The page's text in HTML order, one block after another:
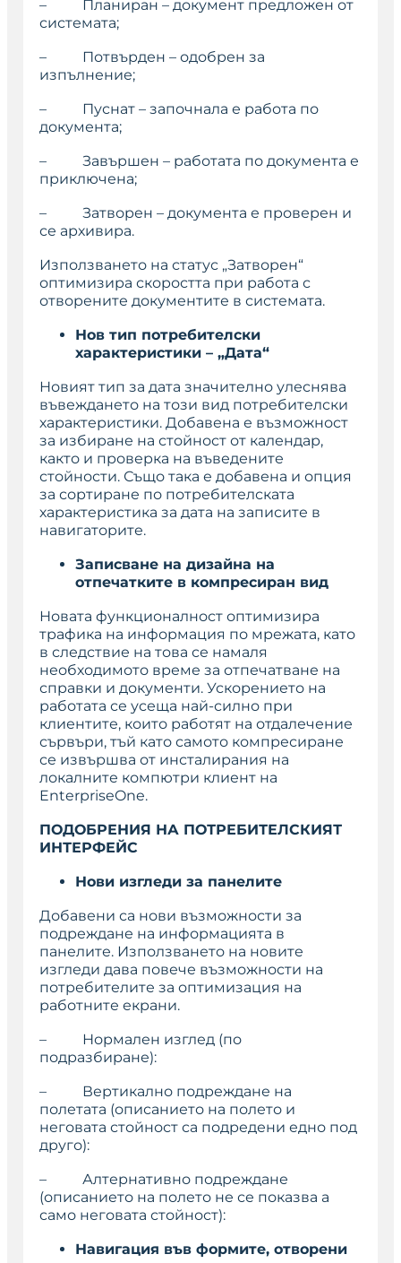
– Планиран – документ предложен от
системата;
– Потвърден – одобрен за
изпълнение;
– Пуснат – започнала е работа по
документа;
– Завършен – работата по документа е
приключена;
– Затворен – документа е проверен и
се архивира.
Използването на статус „Затворен“
оптимизира скоростта при работа с
отворените документите в системата.
Нов тип потребителски
характеристики – „Дата“
Новият тип за дата значително улеснява
въвеждането на този вид потребителски
характеристики. Добавена е възможност
за избиране на стойност от календар,
както и проверка на въведените
стойности. Също така е добавена и опция
за сортиране по потребителската
характеристика за дата на записите в
навигаторите.
Записване на дизайна на
отпечатките в компресиран вид
Новата функционалност оптимизира
трафика на информация по мрежата, като
в следствие на това се намаля
необходимото време за отпечатване на
справки и документи. Ускорението на
работата се усеща най-силно при
клиентите, които работят на отдалечение
сървъри, тъй като самото компресиране
се извършва от инсталирания на
локалните компютри клиент на
EnterpriseOne.
ПОДОБРЕНИЯ НА ПОТРЕБИТЕЛСКИЯТ
ИНТЕРФЕЙС
Нови изгледи за панелите
Добавени са нови възможности за
подреждане на информацията в
панелите. Използването на новите
изгледи дава повече възможности на
потребителите за оптимизация на
работните екрани.
– Нормален изглед (по
подразбиране):
– Вертикално подреждане на
полетата (описанието на полето и
неговата стойност са подредени едно под
друго):
– Алтернативно подреждане
(описанието на полето не се показва а
само неговата стойност):
Навигация във формите, отворени